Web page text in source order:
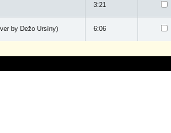
3:21
by Dežo Ursíny) 6:06